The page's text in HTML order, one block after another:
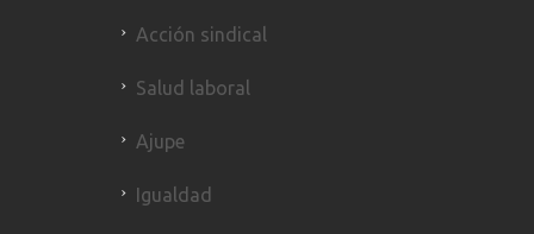
Acción sindical
Salud laboral
Ajupe
Igualdad